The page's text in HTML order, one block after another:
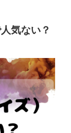
気ない？